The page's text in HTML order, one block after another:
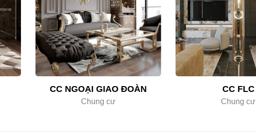
CC NGOẠI GIAO ĐOÀN
Chung cư
CC FLC
Chung cư